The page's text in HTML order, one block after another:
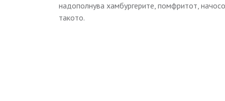
надополнува хамбургерите, помфритот,
такото.